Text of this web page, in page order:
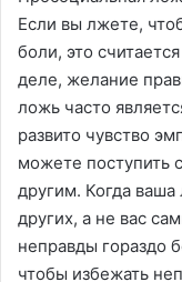
Если вы лжете,
боли, это
деле, желание
ложь часто
развито чувство
можете поступить
другим. Когда
других, а не вас
неправды гораздо
чтобы избежать